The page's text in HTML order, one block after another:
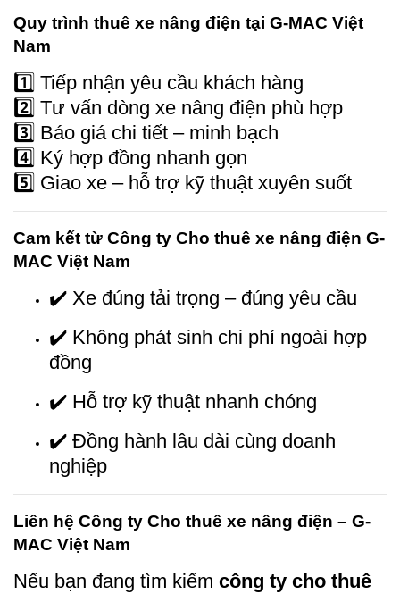
Quy trình thuê xe nâng điện tại G-MAC Việt
Nam
1️⃣ Tiếp nhận yêu cầu khách hàng
2️⃣ Tư vấn dòng xe nâng điện phù hợp
3️⃣ Báo giá chi tiết – minh bạch
4️⃣ Ký hợp đồng nhanh gọn
5️⃣ Giao xe – hỗ trợ kỹ thuật xuyên suốt
Cam kết từ Công ty Cho thuê xe nâng điện G-
MAC Việt Nam
✔️ Xe đúng tải trọng – đúng yêu cầu
✔️ Không phát sinh chi phí ngoài hợp
đồng
✔️ Hỗ trợ kỹ thuật nhanh chóng
✔️ Đồng hành lâu dài cùng doanh
nghiệp
Liên hệ Công ty Cho thuê xe nâng điện – G-
MAC Việt Nam
Nếu bạn đang tìm kiếm công ty cho thuê